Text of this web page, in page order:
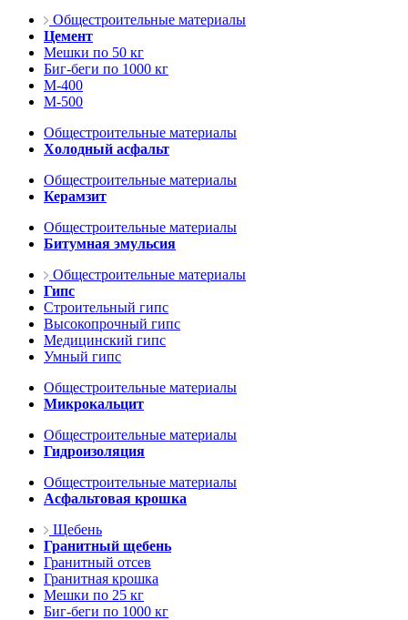
Общестроительные материалы
Цемент
Мешки по 50 кг
Биг-беги по 1000 кг
М-400
М-500
Общестроительные материалы
Холодный асфальт
Общестроительные материалы
Керамзит
Общестроительные материалы
Битумная эмульсия
Общестроительные материалы
Гипс
Строительный гипс
Высокопрочный гипс
Медицинский гипс
Умный гипс
Общестроительные материалы
Микрокальцит
Общестроительные материалы
Гидроизоляция
Общестроительные материалы
Асфальтовая крошка
Щебень
Гранитный щебень
Гранитный отсев
Гранитная крошка
Мешки по 25 кг
Биг-беги по 1000 кг